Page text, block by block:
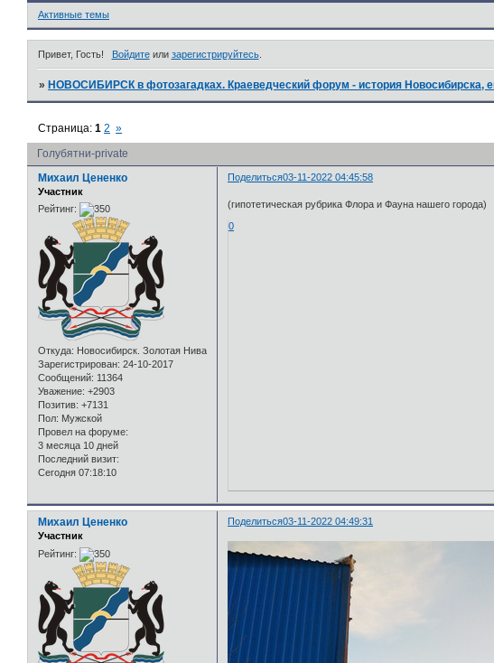
Активные темы
Привет, Гость! Войдитеили зарегистрируйтесь.
»НОВОСИБИРСК в фотозагадках. Краеведческий форум - история Новосибирска,
Голубятни-private
Страница:1 2 »
Поделиться03-11-2022 04:45:58
Михаил Цененко
Участник
Рейтинг:
Откуда: Новосибирск. Золотая Нива
Зарегистрирован: 24-10-2017
Сообщений: 11364
Уважение: +2903
Позитив: +7131
Пол: Мужской
Провел на форуме:
3 месяца 10 дней
Последний визит:
Сегодня 07:18:10
(гипотетическая рубрика Флора и Фауна нашего города)
0
Поделиться03-11-2022 04:49:31
Михаил Цененко
Участник
Рейтинг: